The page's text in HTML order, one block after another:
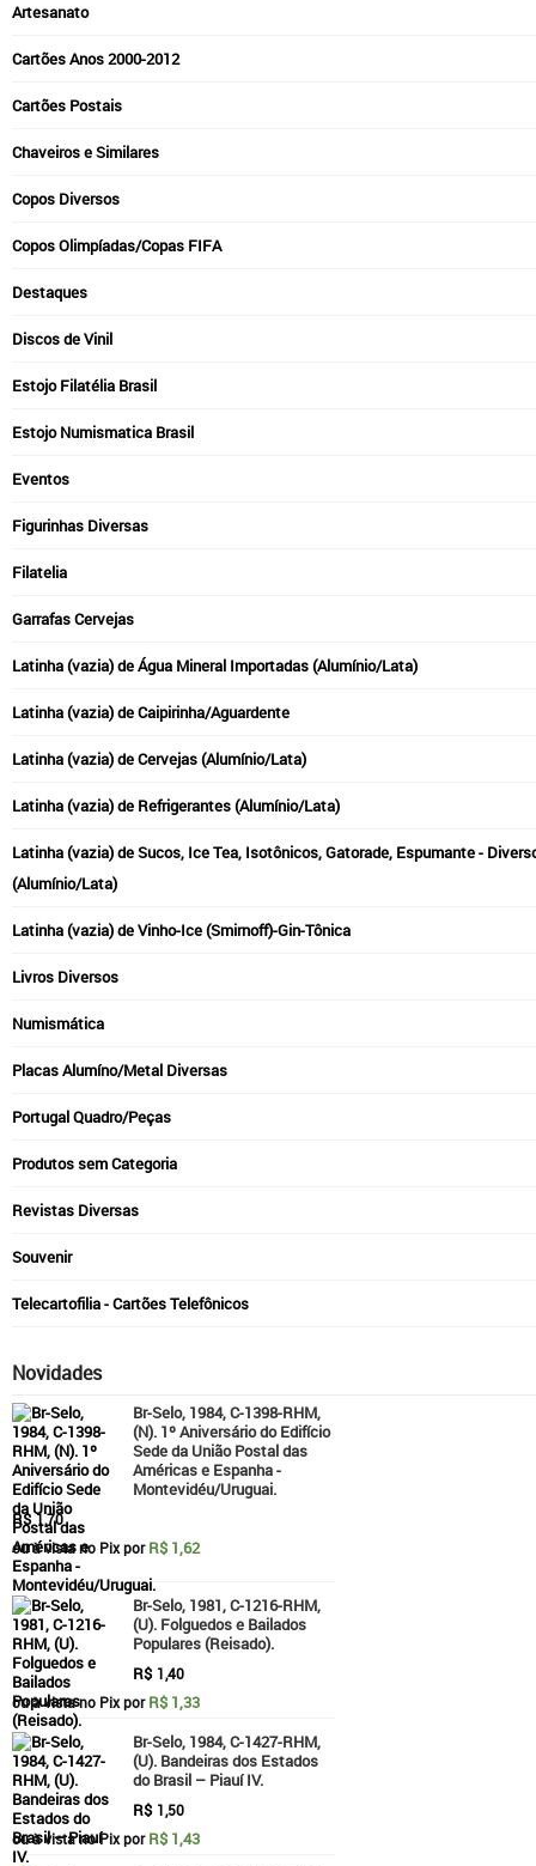
Artesanato
Cartões Anos 2000-2012
Cartões Postais
Chaveiros e Similares
Copos Diversos
Copos Olimpíadas/Copas FIFA
Destaques
Discos de Vinil
Estojo Filatélia Brasil
Estojo Numismatica Brasil
Eventos
Figurinhas Diversas
Filatelia
Garrafas Cervejas
Latinha (vazia) de Água Mineral Importadas (Alumínio/Lata)
Latinha (vazia) de Caipirinha/Aguardente
Latinha (vazia) de Cervejas (Alumínio/Lata)
Latinha (vazia) de Refrigerantes (Alumínio/Lata)
Latinha (vazia) de Sucos, Ice Tea, Isotônicos, Gatorade, Espumante -
(Alumínio/Lata)
Latinha (vazia) de Vinho-Ice (Smirnoff)-Gin-Tônica
Livros Diversos
Numismática
Placas Alumíno/Metal Diversas
Portugal Quadro/Peças
Produtos sem Categoria
Revistas Diversas
Souvenir
Telecartofilia - Cartões Telefônicos
Novidades
Br-Selo, 1984, C-1398-RHM,
(N). 1º Aniversário do Edifício
Sede da União Postal das
Américas e Espanha -
Montevidéu/Uruguai.
R$ 1,70
ou à vista no Pix porR$ 1,62
Br-Selo, 1981, C-1216-RHM,
(U). Folguedos e Bailados
Populares (Reisado).
R$ 1,40
ou à vista no Pix porR$ 1,33
Br-Selo, 1984, C-1427-RHM,
(U). Bandeiras dos Estados
do Brasil – Piauí IV.
R$ 1,50
ou à vista no Pix porR$ 1,43